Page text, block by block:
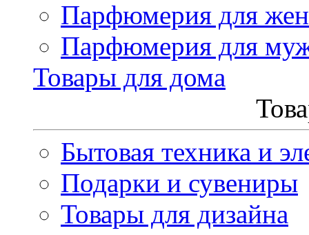
Парфюмерия для
Парфюмерия для
Товары для дома
Бытовая техника и
Подарки и сувениры
Товары для дизайна